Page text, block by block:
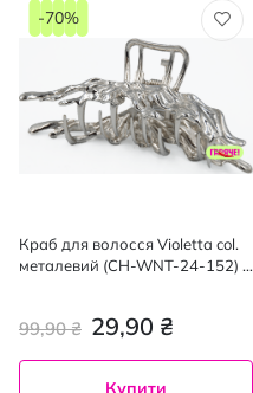
Краб для волосся Violetta col.
металевий (CH-WNT-24-152) 1
29,90 ₴
99,90 ₴
-70%
Купити